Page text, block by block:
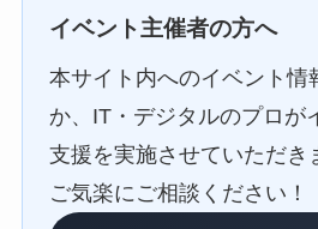
イベント主催者の方へ
本サイト内へのイベント情
か、IT・デジタルのプロが
支援を実施させていただき
ご気楽にご相談ください！